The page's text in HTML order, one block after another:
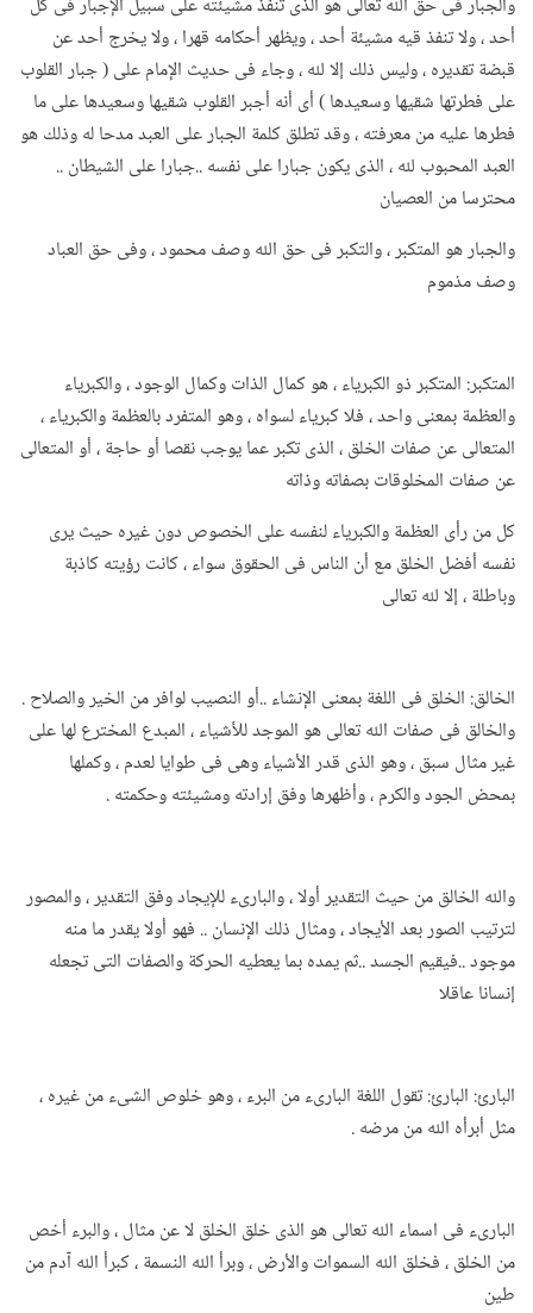
أحد ، ولا تنفذ قيه مشيئة أحد ، ويظهر أحكامه قهرا ، ولا يخرج أحد عن
قبضة تقديره ، وليس ذلك إلا لله ، وجاء فى حديث الإمام على ( جبار القلوب
على فطرتها شقيها وسعيدها ) أى أنه أجبر القلوب شقيها وسعيدها على ما
فطرها عليه من معرفته ، وقد تطلق كلمة الجبار على العبد مدحا له وذلك هو
العبد المحبوب لله ، الذى يكون جبارا على نفسه ..جبارا على الشيطان ..
محترسا من العصيان
والجبار هو المتكبر ، والتكبر فى حق الله وصف محمود ، وفى حق العباد
وصف مذموم
المتكبر: المتكبر ذو الكبرياء ، هو كمال الذات وكمال الوجود ، والكبرياء
والعظمة بمعنى واحد ، فلا كبرياء لسواه ، وهو المتفرد بالعظمة والكبرياء ،
المتعالى عن صفات الخلق ، الذى تكبر عما يوجب نقصا أو حاجة ، أو المتعالى
عن صفات المخلوقات بصفاته وذاته
كل من رأى العظمة والكبرياء لنفسه على الخصوص دون غيره حيث يرى
نفسه أفضل الخلق مع أن الناس فى الحقوق سواء ، كانت رؤيته كاذبة
وباطلة ، إلا لله تعالى
الخالق: الخلق فى اللغة بمعنى الإنشاء ..أو النصيب لوافر من الخير والصلاح .
والخالق فى صفات الله تعالى هو الموجد للأشياء ، المبدع المخترع لها على
غير مثال سبق ، وهو الذى قدر الأشياء وهى فى طوايا لعدم ، وكملها
بمحض الجود والكرم ، وأظهرها وفق إرادته ومشيئته وحكمته .
والله الخالق من حيث التقدير أولا ، والبارىء للإيجاد وفق التقدير ، والمصور
لترتيب الصور بعد الأيجاد ، ومثال ذلك الإنسان .. فهو أولا يقدر ما منه
موجود ..فيقيم الجسد ..ثم يمده بما يعطيه الحركة والصفات التى تجعله
إنسانا عاقلا
البارئ: البارئ: تقول اللغة البارىء من البرء ، وهو خلوص الشىء من غيره ،
مثل أبرأه الله من مرضه .
البارىء فى اسماء الله تعالى هو الذى خلق الخلق لا عن مثال ، والبرء أخص
من الخلق ، فخلق الله السموات والأرض ، وبرأ الله النسمة ، كبرأ الله آدم من
طين